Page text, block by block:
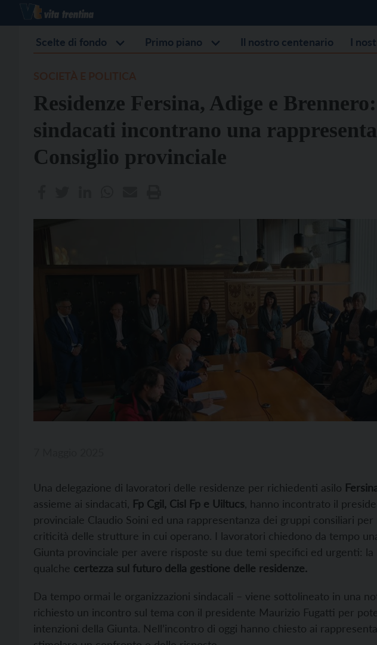
Scelte di fondo Primo piano Il nostro centenario I
Residenze Fersina, Adige e
sindacati incontrano una
Consiglio provinciale
Una delegazione di lavoratori delle residenze per richiedenti asilo
assieme ai sindacati, Fp Cgil, Cisl Fp e Uiltucs , hanno incontrato il
provinciale Claudio Soini ed una rappresentanza dei gruppi consiliari
criticità delle strutture in cui operano. I lavoratori chiedono da tempo
Giunta provinciale per avere risposte su due temi specifici ed urgenti: la
qualche certezza sul futuro della gestione delle residenze.
Da tempo ormai le organizzazioni sindacali – viene sottolineato in una
richiesto un incontro sul tema con il presidente Maurizio Fugatti per
intenzioni della Giunta. Nell’incontro di oggi hanno chiesto ai